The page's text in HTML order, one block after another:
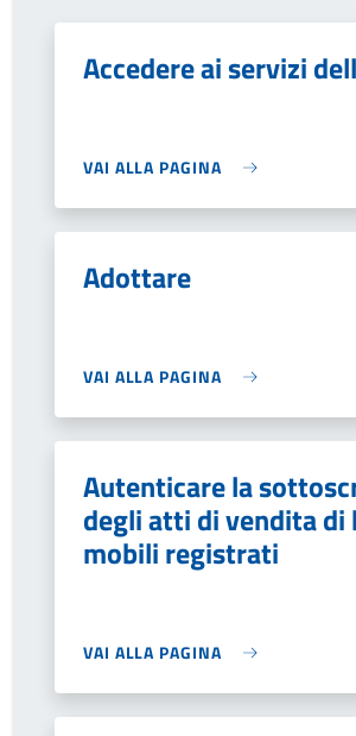
Accedere ai servizi
VAI ALLA PAGINA
Adottare
VAI ALLA PAGINA
Autenticare la
degli atti di vendita di
mobili registrati
VAI ALLA PAGINA